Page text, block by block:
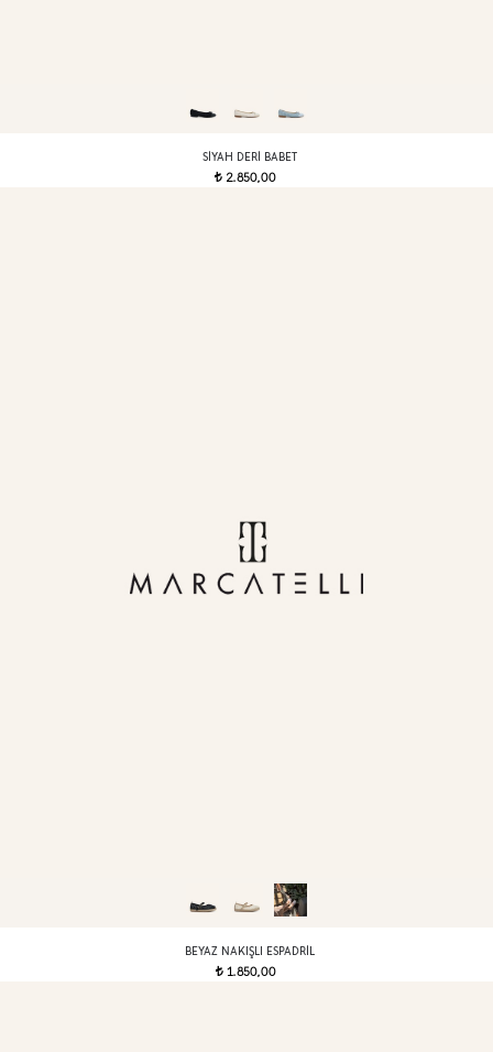
SIYAH DERI BABET
t 2.850,00
BEYAZ NAKIŞLI ESPADRIL
t1.850,00